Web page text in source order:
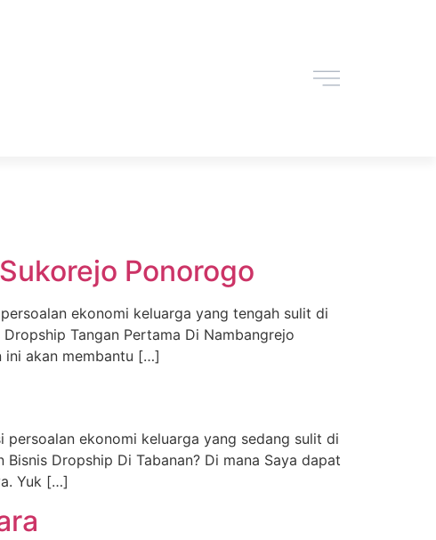
Ponorogo
ekonomi keluarga yang tengah sulit di
Tangan Pertama Di Nambangrejo
ini akan membantu […]
ekonomi keluarga yang sedang sulit di
Dropship Di Tabanan? Di mana Saya dapat
Yuk […]